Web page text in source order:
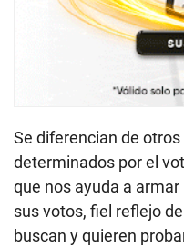
Se diferencian de
determinados por el
que nos ayuda a
sus votos, fiel reflejo
buscan y quieren